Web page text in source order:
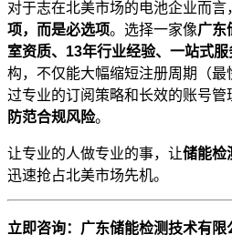
对于志在北美市场的电池企业而言
项，而是必选项。选择一家像广东
室资质、13年行业经验、一站式服
构，不仅能大幅缩短注册周期（
过专业的订阅策略和长效的账号管
防范合规风险。
让专业的人做专业的事，让储能检
迅速抢占北美市场先机。
立即咨询：广东储能检测技术有限